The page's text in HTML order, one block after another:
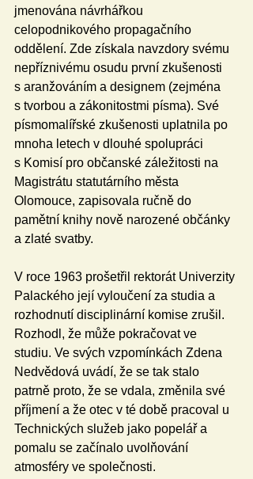
jmenována návrhářkou
celopodnikového propagačního
oddělení. Zde získala navzdory svému
nepříznivému osudu první zkušenosti
s aranžováním a designem (zejména
s tvorbou a zákonitostmi písma). Své
písmomalířské zkušenosti uplatnila po
mnoha letech v dlouhé spolupráci
s Komisí pro občanské záležitosti na
Magistrátu statutárního města
Olomouce, zapisovala ručně do
pamětní knihy nově narozené občánky
a zlaté svatby.
V roce 1963 prošetřil rektorát Univerzity
Palackého její vyloučení za studia a
rozhodnutí disciplinární komise zrušil.
Rozhodl, že může pokračovat ve
studiu. Ve svých vzpomínkách Zdena
Nedvědová uvádí, že se tak stalo
patrně proto, že se vdala, změnila své
příjmení a že otec v té době pracoval u
Technických služeb jako popelář a
pomalu se začínalo uvolňování
atmosféry ve společnosti.